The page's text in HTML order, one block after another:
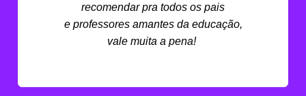
recomendar pra todos os pais
e professores amantes da educação,
vale muita a pena!